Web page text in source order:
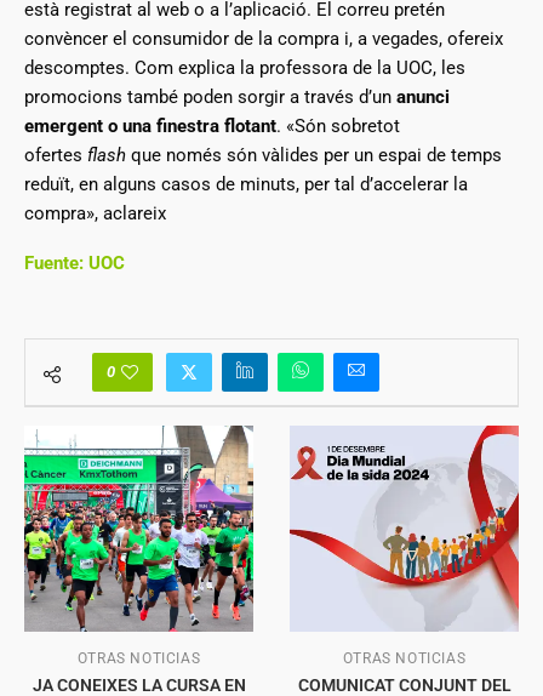
està registrat al web o a l’aplicació. El correu pretén
convèncer el consumidor de la compra i, a vegades, ofereix
descomptes. Com explica la professora de la UOC, les
promocions també poden sorgir a través d’un anunci
emergent o una finestra flotant. «Són sobretot
ofertes flash que només són vàlides per un espai de temps
reduït, en alguns casos de minuts, per tal d’accelerar la
compra», aclareix
Fuente: UOC
0
OTRAS NOTICIAS
JA CONEIXES LA CURSA EN
OTRAS NOTICIAS
COMUNICAT CONJUNT DEL